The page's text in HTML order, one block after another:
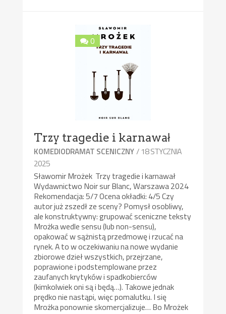
0
Trzy tragedie i karnawał
KOMEDIODRAMAT SCENICZNY/ 18 STYCZNIA
2025
Sławomir Mrożek Trzy tragedie i karnawał
Wydawnictwo Noir sur Blanc, Warszawa 2024
Rekomendacja: 5/7 Ocena okładki: 4/5 Czy
autor już zszedł ze sceny? Pomysł osobliwy,
ale konstruktywny: grupować sceniczne teksty
Mrożka wedle sensu (lub non-sensu),
opakować w sążnistą przedmowę i rzucać na
rynek. A to w oczekiwaniu na nowe wydanie
zbiorowe dzieł wszystkich, przejrzane,
poprawione i podstemplowane przez
zaufanych krytyków i spadkobierców
(kimkolwiek oni są i będą…). Takowe jednak
prędko nie nastąpi, więc pomalutku. I się
Mrożka ponownie skomercjalizuje… Bo Mrożek